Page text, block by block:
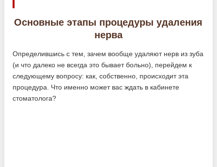
Основные этапы процедуры удаления
нерва
Определившись с тем, зачем вообще удаляют нерв из зуба
(и что далеко не всегда это бывает больно), перейдем к
следующему вопросу: как, собственно, происходит эта
процедура. Что именно может вас ждать в кабинете
стоматолога?